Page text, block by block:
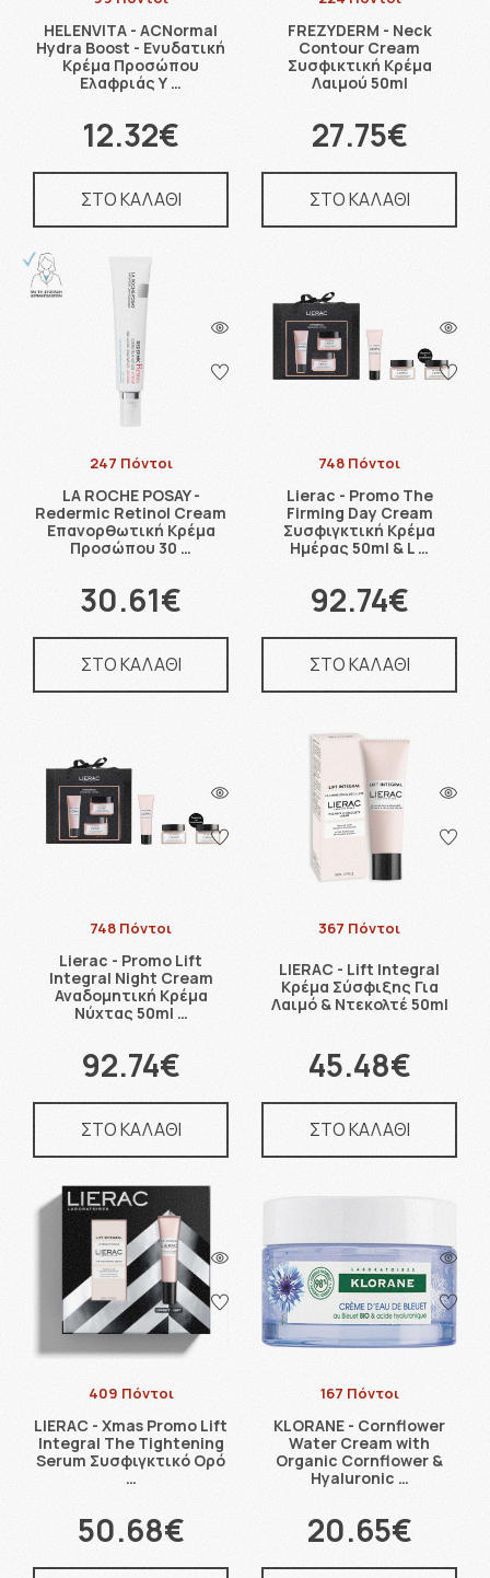
HELENVITA - ACNormal
Hydra Boost - Ενυδατική
Κρέμα Προσώπου
Ελαφριάς Υ …
12.32€
ΣΤΟ ΚΑΛΑΘΙ
FREZYDERM - Neck
Contour Cream
Συσφικτική Κρέμα
Λαιμού 50ml
27.75€
ΣΤΟ ΚΑΛΑΘΙ
247 Πόντοι
LA ROCHE POSAY -
Redermic Retinol Cream
Επανορθωτική Κρέμα
Προσώπου 30 …
30.61€
ΣΤΟ ΚΑΛΑΘΙ
748 Πόντοι
Lierac - Promo The
Firming Day Cream
Συσφιγκτική Κρέμα
Ημέρας 50ml & L …
92.74€
ΣΤΟ ΚΑΛΑΘΙ
748 Πόντοι
Lierac - Promo Lift
Integral Night Cream
Αναδομητική Κρέμα
Νύχτας 50ml …
92.74€
ΣΤΟ ΚΑΛΑΘΙ
367 Πόντοι
LIERAC - Lift Integral
Κρέμα Σύσφιξης Για
Λαιμό & Ντεκολτέ 50ml
45.48€
ΣΤΟ ΚΑΛΑΘΙ
409 Πόντοι
LIERAC - Xmas Promo Lift
Integral The Tightening
Serum Συσφιγκτικό Ορό
…
50.68€
167 Πόντοι
KLORANE - Cornflower
Water Cream with
Organic Cornflower &
Hyaluronic …
20.65€